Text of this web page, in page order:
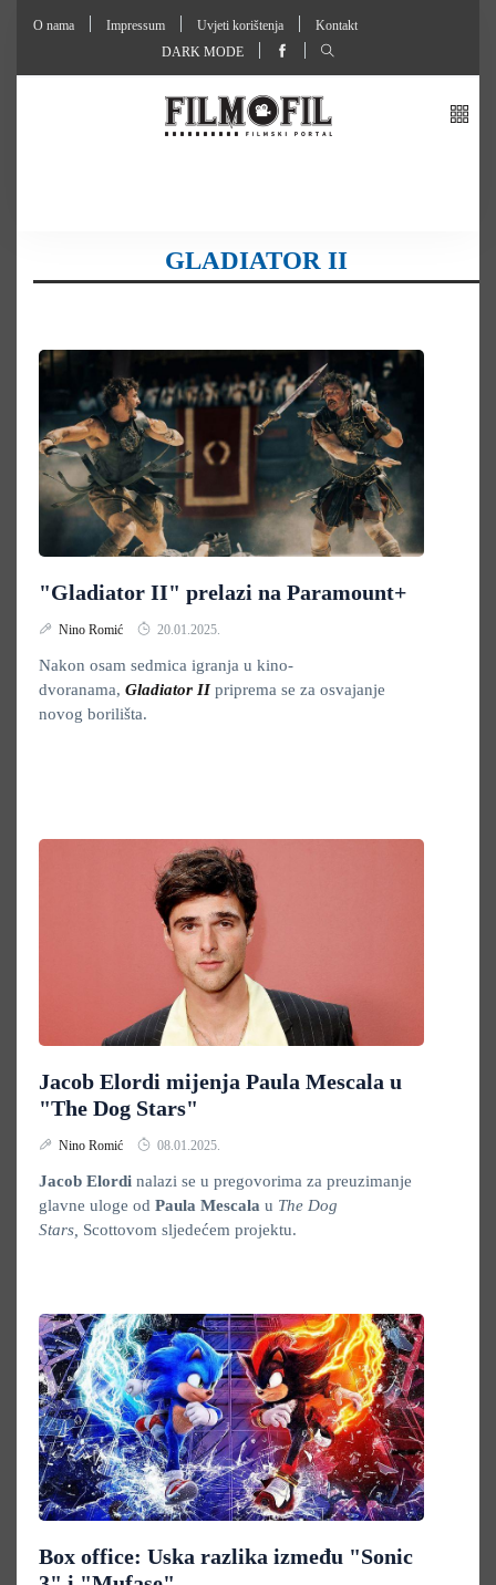
O nama Impressum Uvjeti korištenja
Kontakt
DARK MODE
GLADIATOR II
"Gladiator II" prelazi na Paramount+
Nino Romić 20.01.2025.
Nakon osam sedmica igranja u kino-
dvoranama, Gladiator II priprema se za osvajanje
novog borilišta.
Jacob Elordi mijenja Paula Mescala u
"The Dog Stars"
Nino Romić 08.01.2025.
Jacob Elordi nalazi se u pregovorima za preuzimanje
glavne uloge od Paula Mescala u The Dog
Stars, Scottovom sljedećem projektu.
Box office: Uska razlika između "Sonic